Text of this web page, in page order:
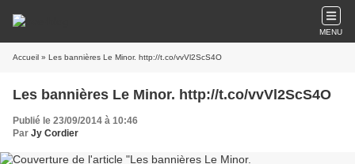
MENU
Accueil » Les bannières Le Minor. http://t.co/vvVl2ScS4O
Les bannières Le Minor. http://t.co/vvVl2ScS4O
Publié le 23/09/2014 à 10:46
Par Jy Cordier